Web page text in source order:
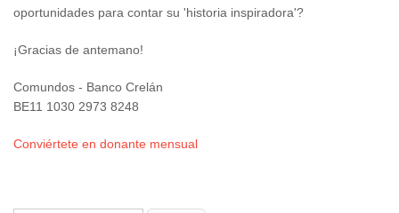
oportunidades para contar su 'historia inspiradora'?
¡Gracias de antemano!
Comundos - Banco Crelán
BE11 1030 2973 8248
Conviértete en donante mensual